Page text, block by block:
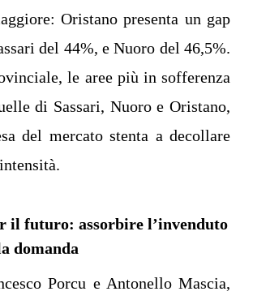
Oristano presenta un gap
del 44%, e Nuoro del 46,5%.
le aree più in sofferenza
di Sassari, Nuoro e Oristano,
del mercato stenta a decollare
il futuro: assorbire l’invenduto
domanda
Porcu e Antonello Mascia,